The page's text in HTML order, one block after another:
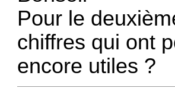
Pour le
chiffres qui ont
encore utiles ?